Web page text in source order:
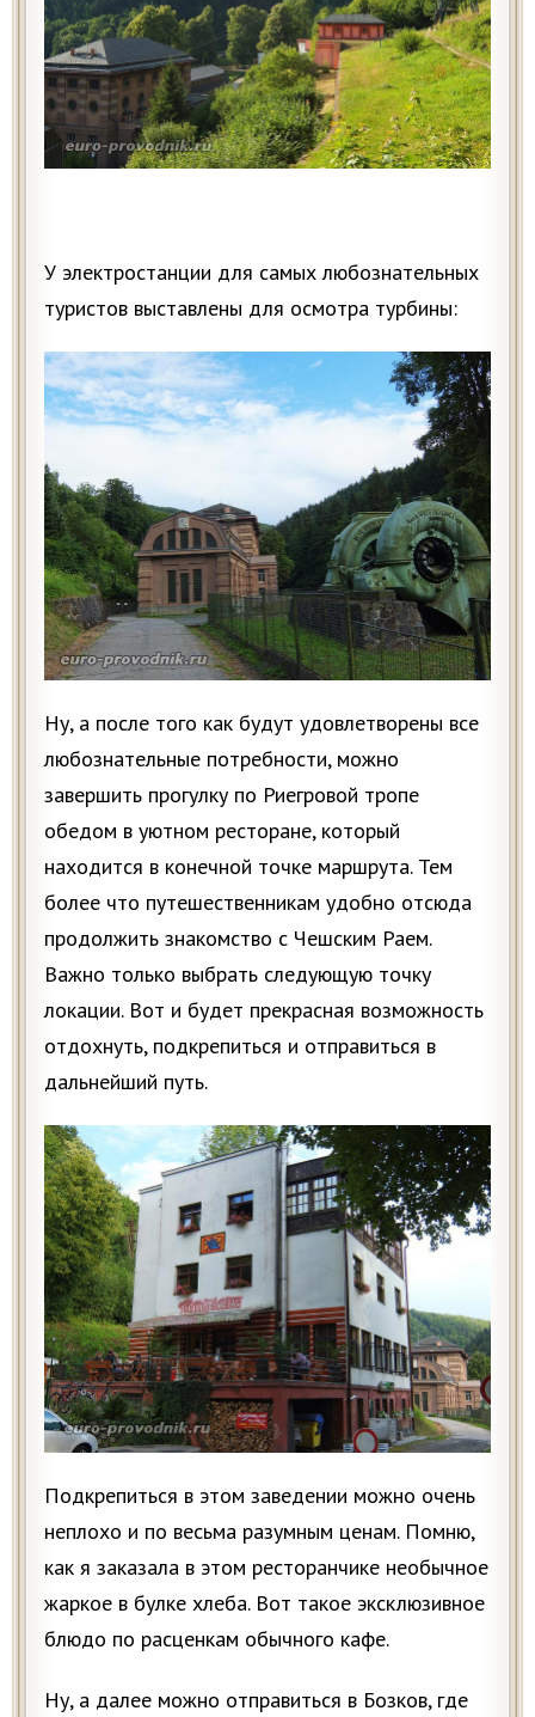
У электростанции для самых любознательных
туристов выставлены для осмотра турбины:
Ну, а после того как будут удовлетворены все
любознательные потребности, можно
завершить прогулку по Риегровой тропе
обедом в уютном ресторане, который
находится в конечной точке маршрута. Тем
более что путешественникам удобно отсюда
продолжить знакомство с Чешским Раем.
Важно только выбрать следующую точку
локации. Вот и будет прекрасная возможность
отдохнуть, подкрепиться и отправиться в
дальнейший путь.
Подкрепиться в этом заведении можно очень
неплохо и по весьма разумным ценам. Помню,
как я заказала в этом ресторанчике необычное
жаркое в булке хлеба. Вот такое эксклюзивное
блюдо по расценкам обычного кафе.
Ну, а далее можно отправиться в Бозков, где